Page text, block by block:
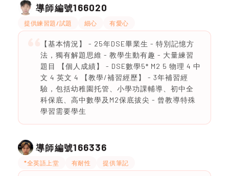
導師編號166020
提供練習題/試題 細心 有愛心
【基本情況】 - 25年DSE畢業生 - 特別記憶方
法，獨有解題思維 - 教學生動有趣 - 大量練習
題目 【個人成績】 - DSE數學5* M2 5 物理 4 中
文 4 英文 4 【教學/補習經歷】 - 3年補習經
驗，包括幼稚園托管、小學功課輔導、初中全
科保底、高中數學及M2保底拔尖 - 曾教導特殊
學習需要學生
導師編號166336
*全英語上堂 有耐性 提供筆記